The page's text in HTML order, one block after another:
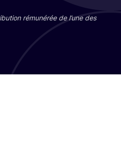
rému­né­rée de l’une des